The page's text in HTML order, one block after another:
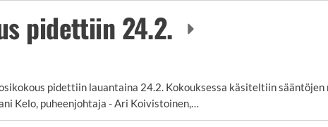
pidettiin 24.2.
pidettiin lauantaina 24.2. Kokouksessa käsiteltiin sääntöjen
Kelo, puheenjohtaja - Ari Koivistoinen,…